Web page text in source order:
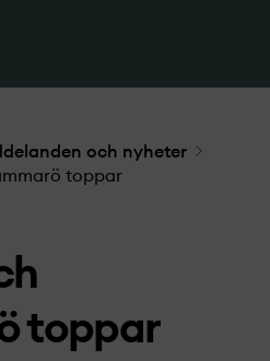
och nyheter
toppar
toppar